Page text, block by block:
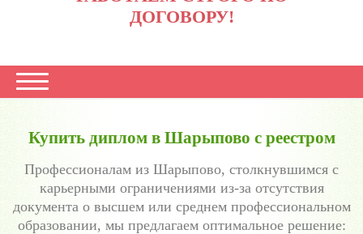
ДОГОВОРУ!
Купить диплом в Шарыпово с реестром
Профессионалам из Шарыпово, столкнувшимся с
карьерными ограничениями из-за отсутствия
документа о высшем или среднем профессиональном
образовании, мы предлагаем оптимальное решение: